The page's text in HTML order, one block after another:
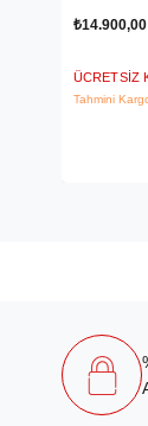
₺14.900,00
ÜCRETSIZ
Tahmini